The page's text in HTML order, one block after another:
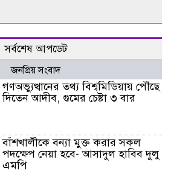
সর্বশেষ আপডেট
জনপ্রিয় সংবাদ
গণঅভ্যুত্থানের তথ্য বিশ্বমিডিয়ায় পৌঁছে
দিতেন আদীব, গুমের চেষ্টা ৩ বার
বাঁশখালীকে বন্যা মুক্ত করার সকল
পদক্ষেপ নেয়া হবে- আসাদুল হাবিব দুলু
এমপি